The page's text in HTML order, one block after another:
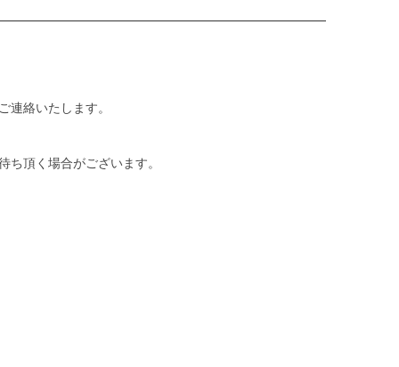
絡いたします。
頂く場合がございます。